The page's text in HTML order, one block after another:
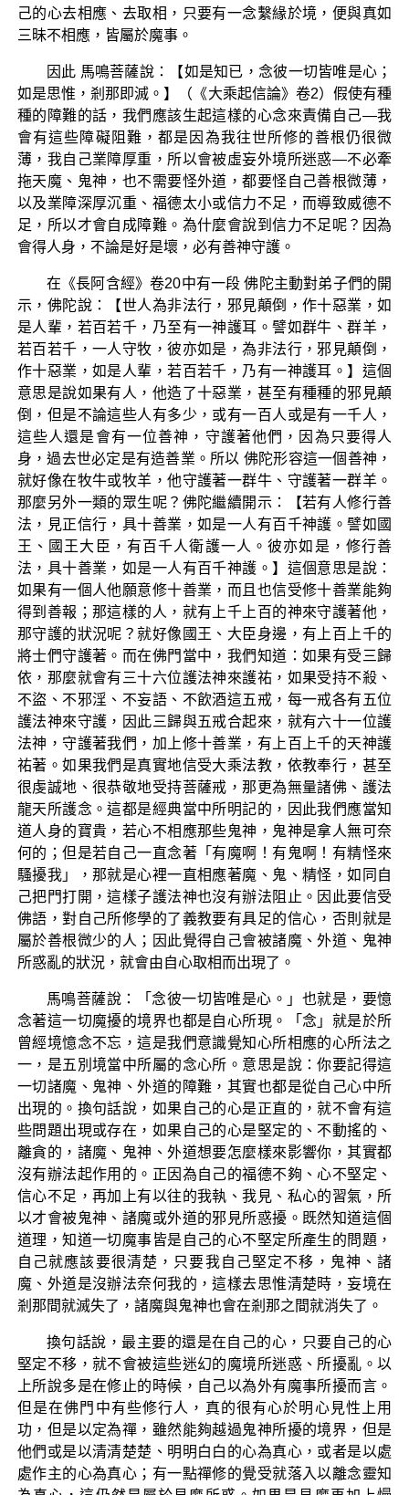
己的心去相應、去取相，只要有一念繫緣於境，便與真如
三昧不相應，皆屬於魔事。
因此 馬鳴菩薩說：【如是知已，念彼一切皆唯是心；
如是思惟，剎那即滅。】（《大乘起信論》卷2）假使有種
種的障難的話，我們應該生起這樣的心念來責備自己—我
會有這些障礙阻難，都是因為我往世所修的善根仍很微
薄，我自己業障厚重，所以會被虛妄外境所迷惑—不必牽
拖天魔、鬼神，也不需要怪外道，都要怪自己善根微薄，
以及業障深厚沉重、福德太小或信力不足，而導致威德不
足，所以才會自成障難。為什麼會說到信力不足呢？因為
會得人身，不論是好是壞，必有善神守護。
在《長阿含經》卷20中有一段 佛陀主動對弟子們的開
示，佛陀說：【世人為非法行，邪見顛倒，作十惡業，如
是人輩，若百若千，乃至有一神護耳。譬如群牛、群羊，
若百若千，一人守牧，彼亦如是，為非法行，邪見顛倒，
作十惡業，如是人輩，若百若千，乃有一神護耳。】這個
意思是說如果有人，他造了十惡業，甚至有種種的邪見顛
倒，但是不論這些人有多少，或有一百人或是有一千人，
這些人還是會有一位善神，守護著他們，因為只要得人
身，過去世必定是有造善業。所以 佛陀形容這一個善神，
就好像在牧牛或牧羊，他守護著一群牛、守護著一群羊。
那麼另外一類的眾生呢？佛陀繼續開示：【若有人修行善
法，見正信行，具十善業，如是一人有百千神護。譬如國
王、國王大臣，有百千人衛護一人。彼亦如是，修行善
法，具十善業，如是一人有百千神護。】這個意思是說：
如果有一個人他願意修十善業，而且也信受修十善業能夠
得到善報；那這樣的人，就有上千上百的神來守護著他，
那守護的狀況呢？就好像國王、大臣身邊，有上百上千的
將士們守護著。而在佛門當中，我們知道：如果有受三歸
依，那麼就會有三十六位護法神來護祐，如果受持不殺、
不盜、不邪淫、不妄語、不飲酒這五戒，每一戒各有五位
護法神來守護，因此三歸與五戒合起來，就有六十一位護
法神，守護著我們，加上修十善業，有上百上千的天神護
祐著。如果我們是真實地信受大乘法教，依教奉行，甚至
很虔誠地、很恭敬地受持菩薩戒，那更為無量諸佛、護法
龍天所護念。這都是經典當中所明記的，因此我們應當知
道人身的寶貴，若心不相應那些鬼神，鬼神是拿人無可奈
何的；但是若自己一直念著「有魔啊！有鬼啊！有精怪來
騷擾我」，那就是心裡一直相應著魔、鬼、精怪，如同自
己把門打開，這樣子護法神也沒有辦法阻止。因此要信受
佛語，對自己所修學的了義教要有具足的信心，否則就是
屬於善根微少的人；因此覺得自己會被諸魔、外道、鬼神
所惑亂的狀況，就會由自心取相而出現了。
馬鳴菩薩說：「念彼一切皆唯是心。」也就是，要憶
念著這一切魔擾的境界也都是自心所現。「念」就是於所
曾經境憶念不忘，這是我們意識覺知心所相應的心所法之
一，是五別境當中所屬的念心所。意思是說：你要記得這
一切諸魔、鬼神、外道的障難，其實也都是從自己心中所
出現的。換句話說，如果自己的心是正直的，就不會有這
些問題出現或存在，如果自己的心是堅定的、不動搖的、
離貪的，諸魔、鬼神、外道想要怎麼樣來影響你，其實都
沒有辦法起作用的。正因為自己的福德不夠、心不堅定、
信心不足，再加上有以往的我執、我見、私心的習氣，所
以才會被鬼神、諸魔或外道的邪見所惑擾。既然知道這個
道理，知道一切魔事皆是自己的心不堅定所產生的問題，
自己就應該要很清楚，只要我自己堅定不移，鬼神、諸
魔、外道是沒辦法奈何我的，這樣去思惟清楚時，妄境在
剎那間就滅失了，諸魔與鬼神也會在剎那之間就消失了。
換句話說，最主要的還是在自己的心，只要自己的心
堅定不移，就不會被這些迷幻的魔境所迷惑、所擾亂。以
上所說多是在修止的時候，自己以為外有魔事所擾而言。
但是在佛門中有些修行人，真的很有心於明心見性上用
功，但是以定為禪，雖然能夠越過鬼神所擾的境界，但是
他們或是以清清楚楚、明明白白的心為真心，或者是以處
處作主的心為真心；有一點禪修的覺受就落入以離念靈知